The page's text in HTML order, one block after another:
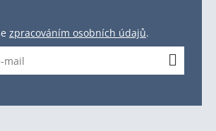
zpracováním osobních údajů.